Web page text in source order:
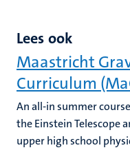
Lees ook
Maastricht
Curriculum
An all-in summer
the Einstein Telescope
upper high school